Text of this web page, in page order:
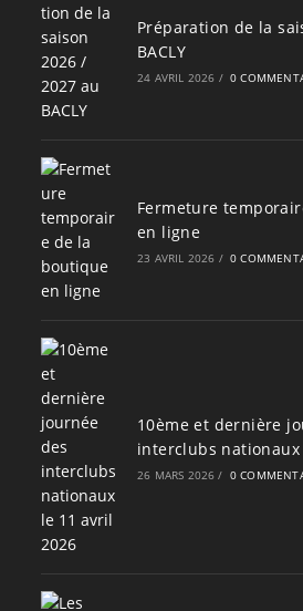
Préparation de la
BACLY
24 AVRIL 2026 / 0
Fermeture
en ligne
23 AVRIL 2026 / 0
10ème et dernière
interclubs nationaux
26 MARS 2026 / 0